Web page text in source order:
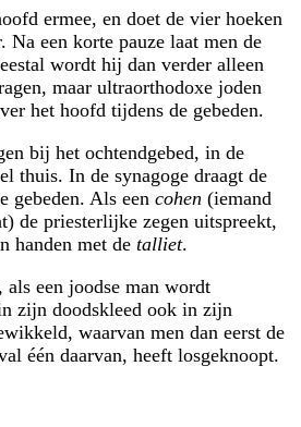
ermee, en doet de vier hoeken
Na een korte pauze laat men de
wordt hij dan verder alleen
maar ultraorthodoxe joden
het hoofd tijdens de gebeden.
bij het ochtendgebed, in de
thuis. In de synagoge draagt de
gebeden. Als een cohen (iemand
de priesterlijke zegen uitspreekt,
handen met de talliet.
een joodse man wordt
zijn doodskleed ook in zijn
waarvan men dan eerst de
één daarvan, heeft losgeknoopt.